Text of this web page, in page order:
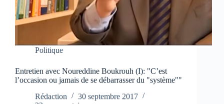
Politique
Entretien avec Noureddine Boukrouh (I): "C’est
l’occasion ou jamais de se débarrasser du "système""
Rédaction
30 septembre 2017